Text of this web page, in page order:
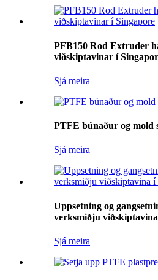
PFB150 Rod Extruder
viðskiptavinar í
Sjá meira
PTFE búnaður og mold
Sjá meira
Uppsetning og
verksmiðju
Sjá meira